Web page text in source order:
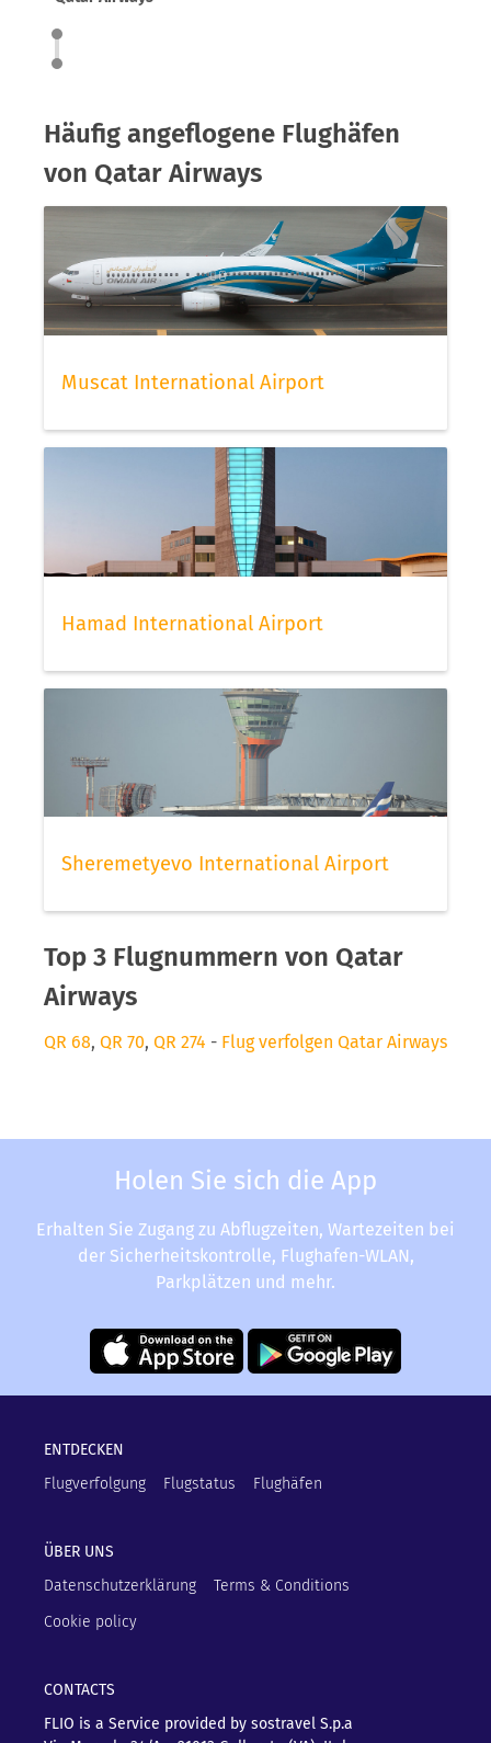
Häufig angeflogene Flughäfen
von Qatar Airways
Muscat International Airport
Hamad International Airport
Sheremetyevo International Airport
Top 3 Flugnummern von Qatar
Airways
QR 68, QR 70, QR 274 - Flug verfolgen Qatar Airways
Holen Sie sich die App
Erhalten Sie Zugang zu Abflugzeiten, Wartezeiten bei
der Sicherheitskontrolle, Flughafen-WLAN,
Parkplätzen und mehr.
ENTDECKEN
Flugverfolgung
Flugstatus Flughäfen
ÜBER UNS
Datenschutzerklärung
Terms & Conditions
Cookie policy
CONTACTS
FLIO is a Service provided by sostravel S.p.a